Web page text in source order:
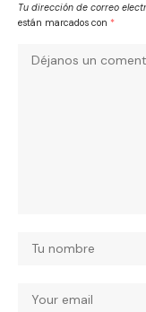
Tu dirección de correo
están marcados con *